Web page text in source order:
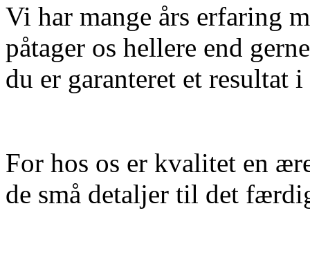
Vi har mange års erfaring
påtager os hellere end
du er garanteret et resultat
For hos os er kvalitet en
de små detaljer til det